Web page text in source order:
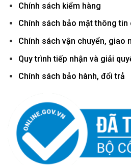
Chính sách kiểm hàng
Chính sách bảo mật thông tin
Chính sách vận chuyển, giao
Quy trình tiếp nhận và giải
Chính sách bảo hành, đổi trả